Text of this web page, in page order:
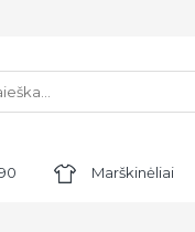
Marškinėliai